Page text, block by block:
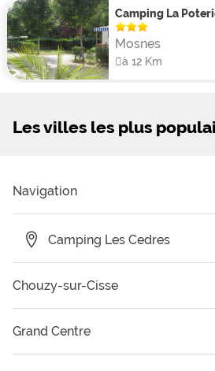
Camping La
Mosnes
à 12 Km
Les villes les plus
Navigation
Camping Les Cedres
Chouzy-sur-Cisse
Grand Centre